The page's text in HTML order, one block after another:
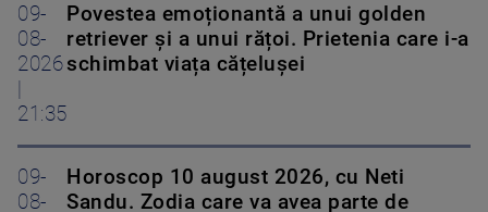
09-
08-
2026
|
21:35
Povestea emoționantă a unui golden
retriever și a unui rățoi. Prietenia care i-a
schimbat viața cățelușei
09-
08-
Horoscop 10 august 2026, cu Neti
Sandu. Zodia care va avea parte de